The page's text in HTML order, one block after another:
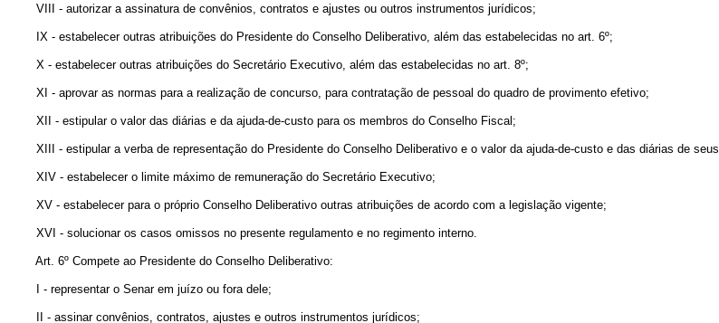
VIII - autorizar a assinatura de convênios, contratos e ajustes ou outros instrumentos jurídicos;
IX - estabelecer outras atribuições do Presidente do Conselho Deliberativo, além das estabelecidas no art. 6º;
X - estabelecer outras atribuições do Secretário Executivo, além das estabelecidas no art. 8º;
XI - aprovar as normas para a realização de concurso, para contratação de pessoal do quadro de provimento efetivo;
XII - estipular o valor das diárias e da ajuda-de-custo para os membros do Conselho Fiscal;
XIII - estipular a verba de representação do Presidente do Conselho Deliberativo e o valor da ajuda-de-custo e das diárias de
XIV - estabelecer o limite máximo de remuneração do Secretário Executivo;
XV - estabelecer para o próprio Conselho Deliberativo outras atribuições de acordo com a legislação vigente;
XVI - solucionar os casos omissos no presente regulamento e no regimento interno.
Art. 6º Compete ao Presidente do Conselho Deliberativo:
I - representar o Senar em juízo ou fora dele;
II - assinar convênios, contratos, ajustes e outros instrumentos jurídicos;